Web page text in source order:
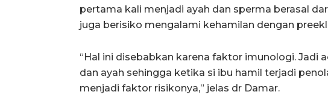
pertama kali menjadi ayah dan sperma berasal
juga berisiko mengalami kehamilan dengan
“Hal ini disebabkan karena faktor imunologi. Jadi
dan ayah sehingga ketika si ibu hamil terjadi
menjadi faktor risikonya,” jelas dr Damar.